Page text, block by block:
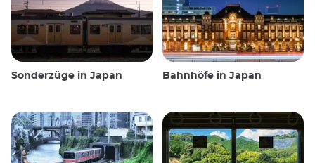
Sonderzüge in Japan Bahnhöfe in Japan